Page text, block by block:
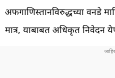
अफगाणिस्तानविरुद्धच्या वनडे
मात्र, याबाबत अधिकृत निवेदन